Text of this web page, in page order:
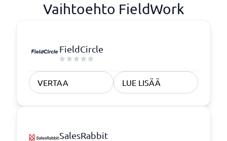
Vaihtoehto FieldWork
FieldCircle
VERTAA LUE LISÄÄ
SalesRabbit